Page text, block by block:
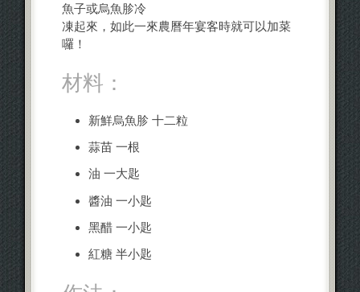
魚子或烏魚胗冷
凍起來，如此一來農曆年宴客時就可以加菜
囉！
材料：
新鮮烏魚胗 十二粒
蒜苗 一根
油 一大匙
醬油 一小匙
黑醋 一小匙
紅糖 半小匙